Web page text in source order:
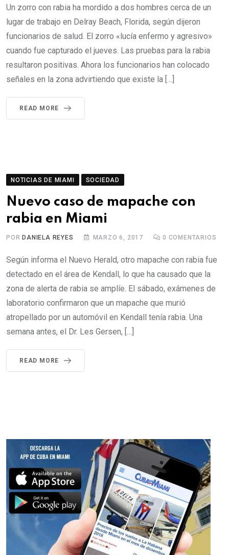
Un zorro con rabia ha mordido a dos hombres cerca de un
lugar de trabajo en Delray Beach, Florida, según dijeron
funcionarios de salud. El zorro «lucía enfermo y agresivo»
cuando fue capturado el jueves. Las pruebas para la rabia
resultaron positivas. Ahora los funcionarios han colocado
señales en la zona advirtiendo que existe la […]
READ MORE
NOTICIAS DE MIAMI SOCIEDAD
Nuevo caso de mapache con
rabia en Miami
PORDANIELA REYES MARZO 6, 2017 0 COMENTARIOS
Según informa el Nuevo Herald, otro mapache con rabia fue
detectado en el área de Kendall, lo que ha causado que la
zona de alerta de rabia se amplíe. El sábado, exámenes de
laboratorio confirmaron que un mapache que murió
atropellado por un automóvil en Kendall tenía rabia. Una
semana antes, el Dr. Les Gersen, […]
READ MORE